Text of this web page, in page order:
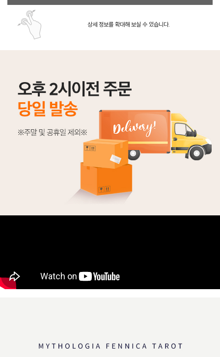
상세 정보를 확대해 보실 수 있습니다.